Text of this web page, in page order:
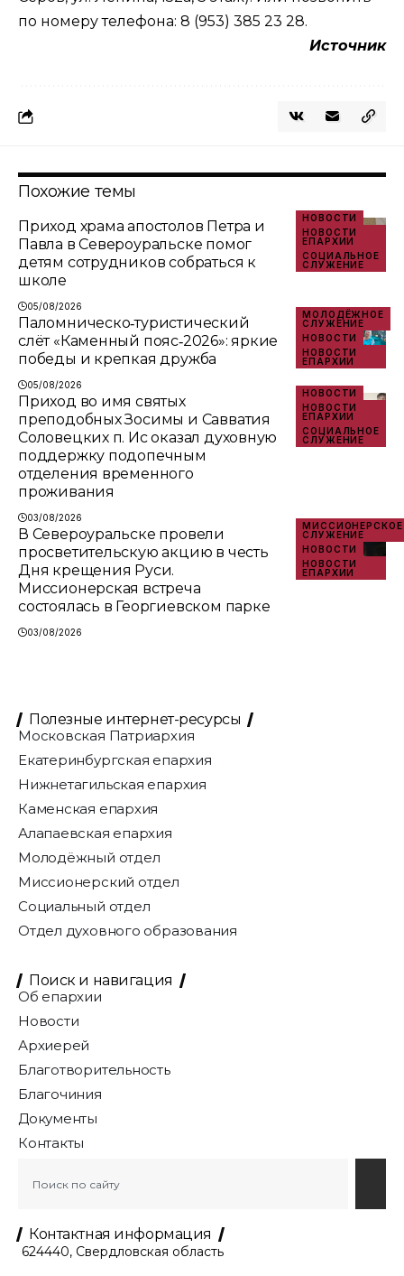
по номеру телефона: 8 (953) 385 23 28.
Источник
Похожие темы
НОВОСТИ
НОВОСТИ
ЕПАРХИИ
СОЦИАЛЬНОЕ
СЛУЖЕНИЕ
Приход храма апостолов Петра и
Павла в Североуральске помог
детям сотрудников собраться к
школе
05/08/2026
МОЛОДЁЖНОЕ
СЛУЖЕНИЕ
НОВОСТИ
НОВОСТИ
ЕПАРХИИ
Паломническо‑туристический
слёт «Каменный пояс‑2026»: яркие
победы и крепкая дружба
05/08/2026
НОВОСТИ
НОВОСТИ
ЕПАРХИИ
СОЦИАЛЬНОЕ
СЛУЖЕНИЕ
Приход во имя святых
преподобных Зосимы и Савватия
Соловецких п. Ис оказал духовную
поддержку подопечным
отделения временного
проживания
03/08/2026
МИССИОНЕРСКОЕ
СЛУЖЕНИЕ
НОВОСТИ
НОВОСТИ
ЕПАРХИИ
В Североуральске провели
просветительскую акцию в честь
Дня крещения Руси.
Миссионерская встреча
состоялась в Георгиевском парке
03/08/2026
Полезные интернет-ресурсы
Московская Патриархия
Екатеринбургская епархия
Нижнетагильская епархия
Каменская епархия
Алапаевская епархия
Молодёжный отдел
Миссионерский отдел
Социальный отдел
Отдел духовного образования
Поиск и навигация
Об епархии
Новости
Архиерей
Благотворительность
Благочиния
Документы
Контакты
Контактная информация
624440, Свердловская область